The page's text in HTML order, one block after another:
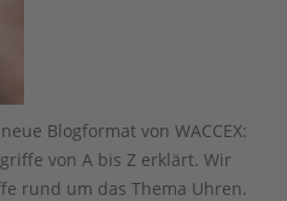
Blogformat von WACCEX:
von A bis Z erklärt. Wir
rund um das Thema Uhren.